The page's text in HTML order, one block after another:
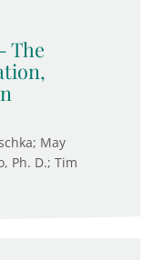
The
May
Ph. D.; Tim